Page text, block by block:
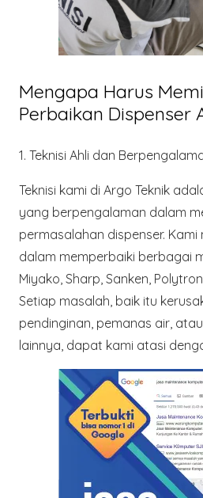
Mengapa Harus
Perbaikan Dispenser
1. Teknisi Ahli dan
Teknisi kami di Argo Teknik
yang berpengalaman dalam
permasalahan dispenser. Kami
dalam memperbaiki berbagai
Miyako, Sharp, Sanken,
Setiap masalah, baik itu
pendinginan, pemanas air,
lainnya, dapat kami atasi